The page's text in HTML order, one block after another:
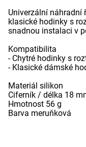
Univerzální náhradní
klasické hodinky s
snadnou instalaci v
Kompatibilita
- Chytré hodinky s
- Klasické dámské
Materiál silikon
Ciferník / délka 18
Hmotnost 56 g
Barva meruňková